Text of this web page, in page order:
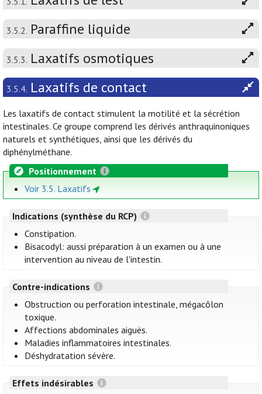
3.5.2. Paraffine liquide
3.5.3. Laxatifs osmotiques
3.5.4. Laxatifs de contact
Les laxatifs de contact stimulent la motilité et la sécrétion
intestinales. Ce groupe comprend les dérivés anthraquinoniques
naturels et synthétiques, ainsi que les dérivés du
diphénylméthane.
Positionnement
Voir 3.5. Laxatifs
Indications (synthèse du RCP)
Constipation.
Bisacodyl: aussi préparation à un examen ou à une
intervention au niveau de l'intestin.
Contre-indications
Obstruction ou perforation intestinale, mégacôlon
toxique.
Affections abdominales aiguës.
Maladies inflammatoires intestinales.
Déshydratation sévère.
Effets indésirables